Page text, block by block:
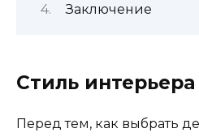
Заключение
Стиль интерьера
Перед тем, как выбрать